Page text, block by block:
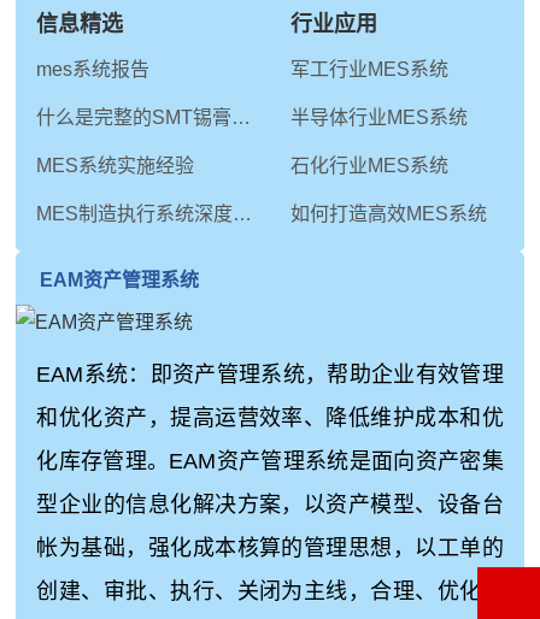
信息精选
mes系统报告
什么是完整的SMT锡膏印刷工艺
MES系统实施经验
MES制造执行系统深度解析：从技术内核到未来演进
行业应用
军工行业MES系统
半导体行业MES系统
石化行业MES系统
如何打造高效MES系统
EAM资产管理系统
EAM系统：即资产管理系统，帮助企业有效管理
和优化资产，提高运营效率、降低维护成本和优
化库存管理。EAM资产管理系统是面向资产密集
型企业的信息化解决方案，以资产模型、设备台
帐为基础，强化成本核算的管理思想，以工单的
创建、审批、执行、关闭为主线，合理、优化地